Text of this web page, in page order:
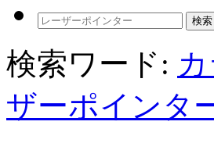
検索ワード:
ザーポインタ